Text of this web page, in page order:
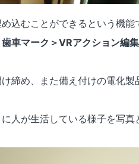
込むことができるという機能
車マーク＞VRアクション編
締め、また備え付けの電化製
人が生活している様子を写真